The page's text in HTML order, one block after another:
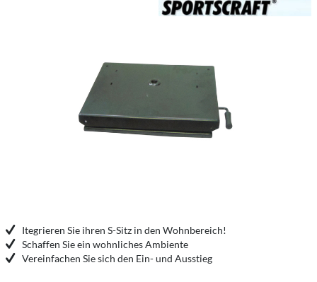
Itegrieren Sie ihren S-Sitz in den Wohnbereich!
Schaffen Sie ein wohnliches Ambiente
Vereinfachen Sie sich den Ein- und Ausstieg